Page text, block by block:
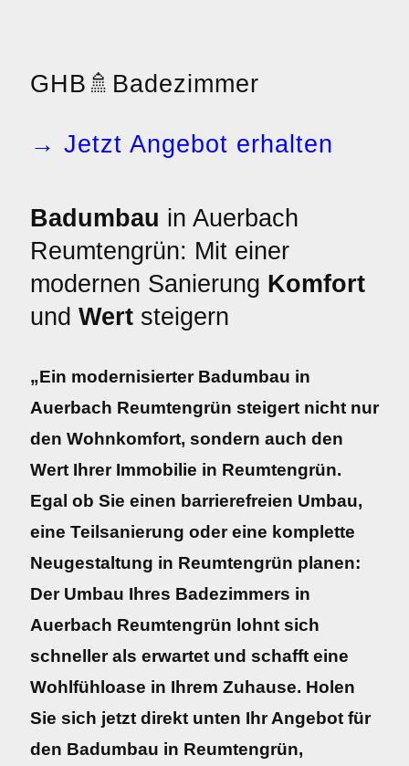
GHB 🚿 Badezimmer
→ Jetzt Angebot erhalten
Badumbau in Auerbach
Reumtengrün: Mit einer
modernen Sanierung Komfort
und Wert steigern
„Ein modernisierter Badumbau in
Auerbach Reumtengrün steigert nicht nur
den Wohnkomfort, sondern auch den
Wert Ihrer Immobilie in Reumtengrün.
Egal ob Sie einen barrierefreien Umbau,
eine Teilsanierung oder eine komplette
Neugestaltung in Reumtengrün planen:
Der Umbau Ihres Badezimmers in
Auerbach Reumtengrün lohnt sich
schneller als erwartet und schafft eine
Wohlfühloase in Ihrem Zuhause. Holen
Sie sich jetzt direkt unten Ihr Angebot für
den Badumbau in Reumtengrün,